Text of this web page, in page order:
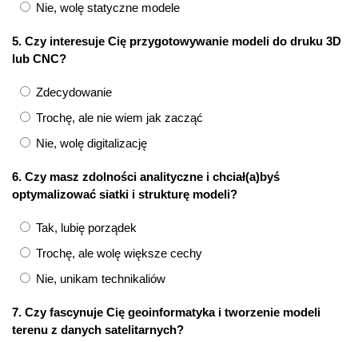
Nie, wolę statyczne modele
5. Czy interesuje Cię przygotowywanie modeli do druku 3D
lub CNC?
Zdecydowanie
Trochę, ale nie wiem jak zacząć
Nie, wolę digitalizację
6. Czy masz zdolności analityczne i chciał(a)byś
optymalizować siatki i strukturę modeli?
Tak, lubię porządek
Trochę, ale wolę większe cechy
Nie, unikam technikaliów
7. Czy fascynuje Cię geoinformatyka i tworzenie modeli
terenu z danych satelitarnych?